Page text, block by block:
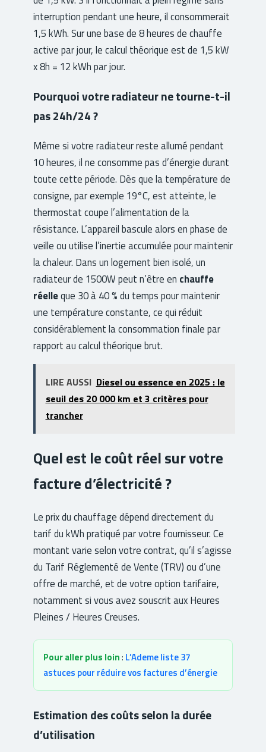
interruption pendant une heure, il consommerait
1,5 kWh. Sur une base de 8 heures de chauffe
active par jour, le calcul théorique est de 1,5 kW
x 8h = 12 kWh par jour.
Pourquoi votre radiateur ne tourne-t-il
pas 24h/24 ?
Même si votre radiateur reste allumé pendant
10 heures, il ne consomme pas d’énergie durant
toute cette période. Dès que la température de
consigne, par exemple 19°C, est atteinte, le
thermostat coupe l’alimentation de la
résistance. L’appareil bascule alors en phase de
veille ou utilise l’inertie accumulée pour maintenir
la chaleur. Dans un logement bien isolé, un
radiateur de 1500W peut n’être en chauffe
réelleque 30 à 40 % du temps pour maintenir
une température constante, ce qui réduit
considérablement la consommation finale par
rapport au calcul théorique brut.
LIRE AUSSI Diesel ou essence en 2025 : le
seuil des 20 000 km et 3 critères pour
trancher
Quel est le coût réel sur votre
facture d’électricité ?
Le prix du chauffage dépend directement du
tarif du kWh pratiqué par votre fournisseur. Ce
montant varie selon votre contrat, qu’il s’agisse
du Tarif Réglementé de Vente (TRV) ou d’une
offre de marché, et de votre option tarifaire,
notamment si vous avez souscrit aux Heures
Pleines / Heures Creuses.
Pour aller plus loin: L’Ademe liste 37
astuces pour réduire vos factures d’énergie
Estimation des coûts selon la durée
d’utilisation